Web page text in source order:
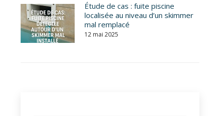
Étude de cas : fuite piscine
localisée au niveau d’un skimmer
mal remplacé
12 mai 2025